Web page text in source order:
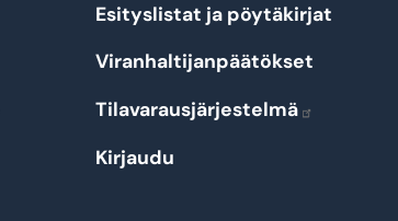
Esityslistat ja pöytäkirjat
Viranhaltijanpäätökset
Tilavarausjärjestelmä
Kirjaudu